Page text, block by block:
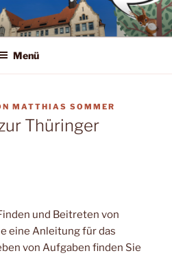
Menü
MATTHIAS SOMMER
Thüringer
und Beitreten von
eine Anleitung für das
von Aufgaben finden Sie